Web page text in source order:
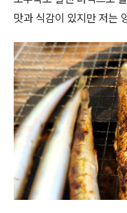
맛과 식감이 있지만 저는